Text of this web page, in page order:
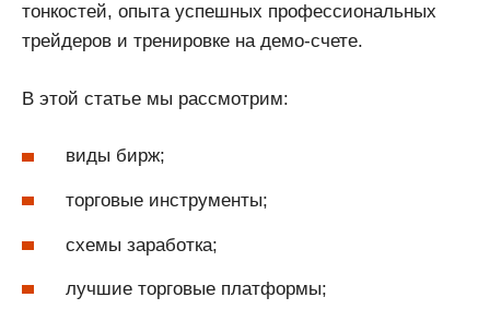
тонкостей, опыта успешных профессиональных
трейдеров и тренировке на демо-счете.
В этой статье мы рассмотрим:
виды бирж;
торговые инструменты;
схемы заработка;
лучшие торговые платформы;